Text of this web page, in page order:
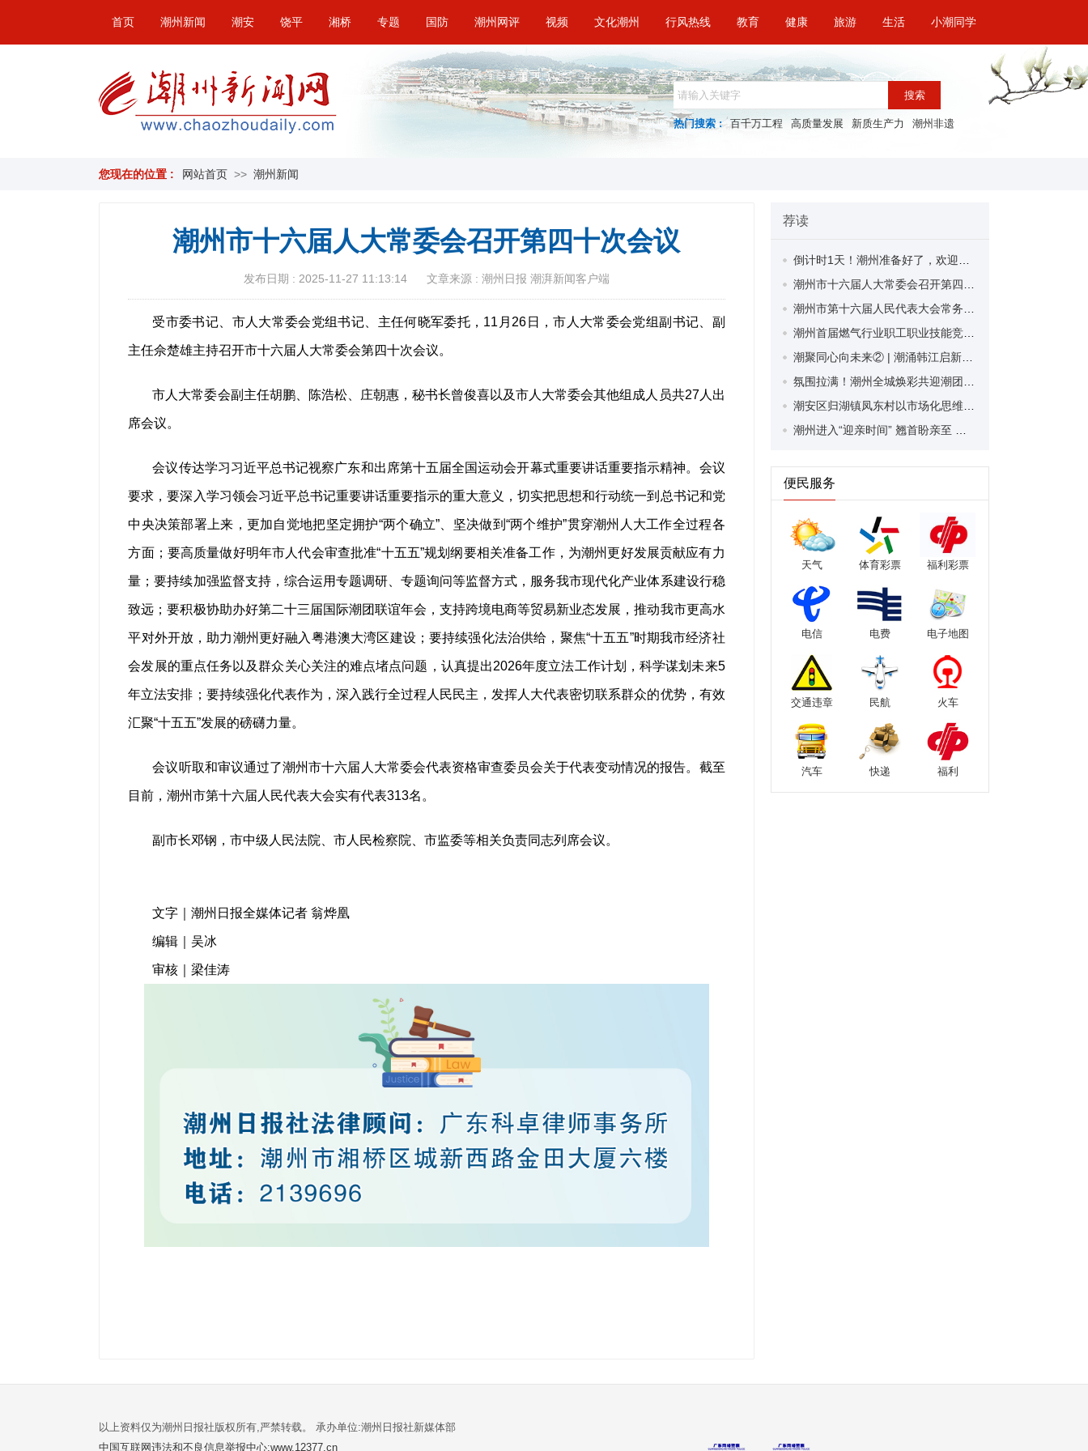
首页 潮州新闻 潮安 饶平 湘桥 专题 国防 潮州网评 视频 文化潮州 行风热线 教育 健康 旅游 生活 小潮同学
搜索
热门搜索 : 百千万工程 高质量发展 新质生产力 潮州非遗
您现在的位置 : 网站首页 >> 潮州新闻
潮州市十六届人大常委会召开第四十次会议
发布日期 : 2025-11-27 11:13:14 文章来源 : 潮州日报 潮湃新闻客户端
受市委书记、市人大常委会党组书记、主任何晓军委托，11月26日，市人大常委会党组副书记、副
主任佘楚雄主持召开市十六届人大常委会第四十次会议。
市人大常委会副主任胡鹏、陈浩松、庄朝惠，秘书长曾俊喜以及市人大常委会其他组成人员共27人出
席会议。
会议传达学习习近平总书记视察广东和出席第十五届全国运动会开幕式重要讲话重要指示精神。会议
要求，要深入学习领会习近平总书记重要讲话重要指示的重大意义，切实把思想和行动统一到总书记和党
中央决策部署上来，更加自觉地把坚定拥护“两个确立”、坚决做到“两个维护”贯穿潮州人大工作全过程各
方面；要高质量做好明年市人代会审查批准“十五五”规划纲要相关准备工作，为潮州更好发展贡献应有力
量；要持续加强监督支持，综合运用专题调研、专题询问等监督方式，服务我市现代化产业体系建设行稳
致远；要积极协助办好第二十三届国际潮团联谊年会，支持跨境电商等贸易新业态发展，推动我市更高水
平对外开放，助力潮州更好融入粤港澳大湾区建设；要持续强化法治供给，聚焦“十五五”时期我市经济社
会发展的重点任务以及群众关心关注的难点堵点问题，认真提出2026年度立法工作计划，科学谋划未来5
年立法安排；要持续强化代表作为，深入践行全过程人民民主，发挥人大代表密切联系群众的优势，有效
汇聚“十五五”发展的磅礴力量。
会议听取和审议通过了潮州市十六届人大常委会代表资格审查委员会关于代表变动情况的报告。截至
目前，潮州市第十六届人民代表大会实有代表313名。
副市长邓钢，市中级人民法院、市人民检察院、市监委等相关负责同志列席会议。
文字｜潮州日报全媒体记者 翁烨凰
编辑｜吴冰
审核｜梁佳涛
荐读
便民服务
天气 体育彩票 福利彩票
电信 电费 电子地图
交通违章 民航 火车
汽车 快递 福利
以上资料仅为潮州日报社版权所有,严禁转载。 承办单位:潮州日报社新媒体部
中国互联网违法和不良信息举报中心:www.12377.cn